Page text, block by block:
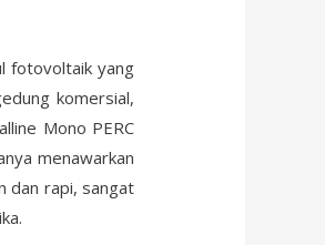
fotovoltaik yang
komersial,
Mono PERC
menawarkan
dan rapi, sangat